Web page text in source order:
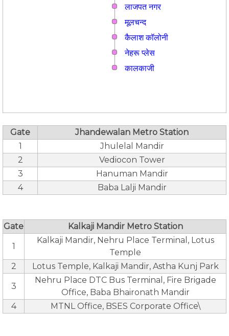
लाजपत नगर
मूलचन्द
कैलाश कॉलोनी
नेहरू प्लेस
कालकाजी
Gate
Jhandewalan Metro Station
1
Jhulelal Mandir
2
Vediocon Tower
3
Hanuman Mandir
4
Baba Lalji Mandir
Gate Kalkaji Mandir Metro Station
1
Kalkaji Mandir, Nehru Place Terminal, Lotus
Temple
2
Lotus Temple, Kalkaji Mandir, Astha Kunj Park
3
Nehru Place DTC Bus Terminal, Fire Brigade
Office, Baba Bhaironath Mandir
4
MTNL Office, BSES Corporate Office\